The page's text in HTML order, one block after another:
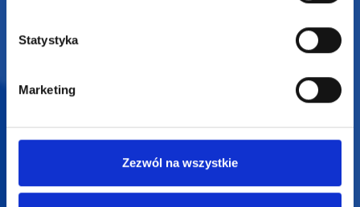
Statystyka
Marketing
Zezwól na wszystkie
JAKUB LIEBELT
KONTAKT